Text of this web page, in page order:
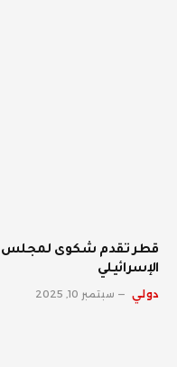
قطر تقدم شكوى لمجلس
الإسرائيلي
دولي سبتمبر 10, 2025